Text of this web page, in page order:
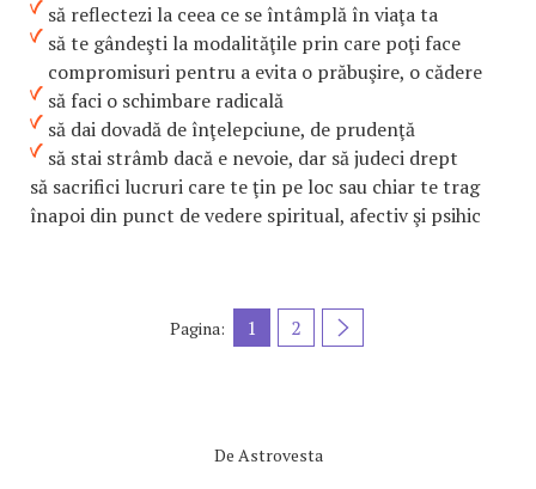
să reflectezi la ceea ce se întâmplă în viaţa ta
să te gândeşti la modalităţile prin care poţi face
compromisuri pentru a evita o prăbuşire, o cădere
să faci o schimbare radicală
să dai dovadă de înţelepciune, de prudenţă
să stai strâmb dacă e nevoie, dar să judeci drept
să sacrifici lucruri care te ţin pe loc sau chiar te trag
înapoi din punct de vedere spiritual, afectiv şi psihic
Pagina: 1 2
De Astrovesta